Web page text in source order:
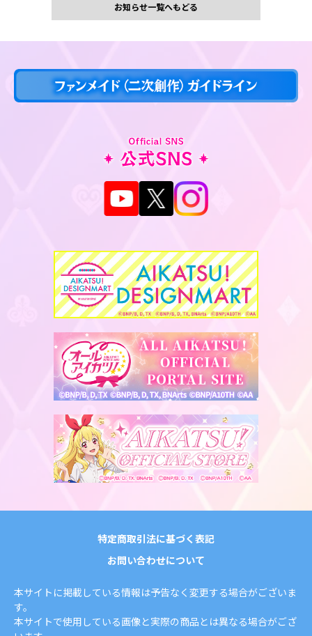
お知らせ一覧へもどる
特定商取引法に基づく表記
お問い合わせについて
本サイトに掲載している情報は予告なく変更する場合がございま
す。
本サイトで使用している画像と実際の商品とは異なる場合がござ